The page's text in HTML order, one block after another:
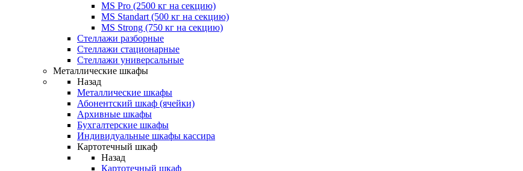
MS Pro (2500 кг на секцию)
MS Standart (500 кг на секцию)
MS Strong (750 кг на секцию)
Стеллажи разборные
Стеллажи стационарные
Стеллажи универсальные
Металлические шкафы
Назад
Металлические шкафы
Абонентский шкаф (ячейки)
Архивные шкафы
Бухгалтерские шкафы
Индивидуальные шкафы кассира
Картотечный шкаф
Назад
Картотечный шкаф